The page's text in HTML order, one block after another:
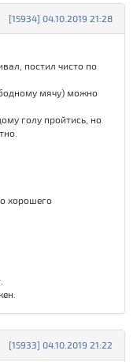
[15934] 04.10.2019 21:28
постил чисто по
мячу) можно
голу пройтись, но
хорошего
[15933] 04.10.2019 21:22